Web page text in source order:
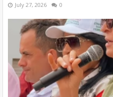
July 27, 2026 0